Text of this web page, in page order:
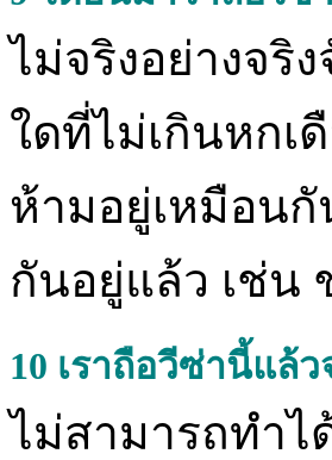
ไม่จริงอย่างจริ
ใดที่ไม่เกินหกเ
ห้ามอยู่เหมือนกั
กันอยู่แล้ว เช่น
10 เราถือวีซ่านี้แล้
ไม่สามารถทำไ